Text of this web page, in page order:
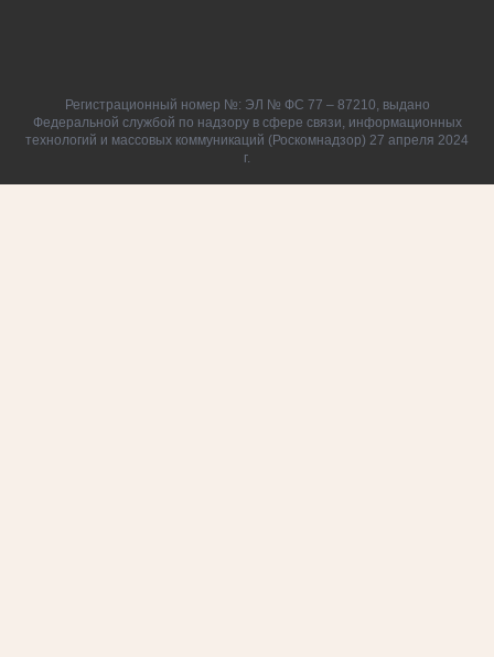
Регистрационный номер №: ЭЛ № ФС 77 – 87210, выдано
Федеральной службой по надзору в сфере связи, информационных
технологий и массовых коммуникаций (Роскомнадзор) 27 апреля 2024
г.